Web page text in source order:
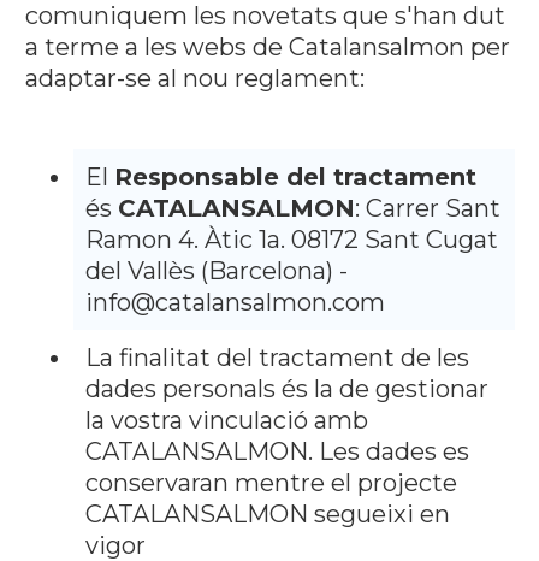
comuniquem les novetats que s'han dut
a terme a les webs de Catalansalmon per
adaptar-se al nou reglament:
El Responsable del tractament
és CATALANSALMON: Carrer Sant
Ramon 4. Àtic 1a. 08172 Sant Cugat
del Vallès (Barcelona) -
info@catalansalmon.com
La finalitat del tractament de les
dades personals és la de gestionar
la vostra vinculació amb
CATALANSALMON. Les dades es
conservaran mentre el projecte
CATALANSALMON segueixi en
vigor